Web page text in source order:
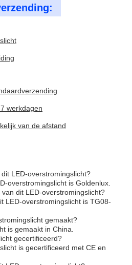
werkdagen
van de afstand
LED-overstromingslicht?
overstromingslicht is Goldenlux.
dit LED-overstromingslicht?
LED-overstromingslicht is TG08-
gemaakt?
is gemaakt in China.
gecertificeerd?
is gecertificeerd met CE en